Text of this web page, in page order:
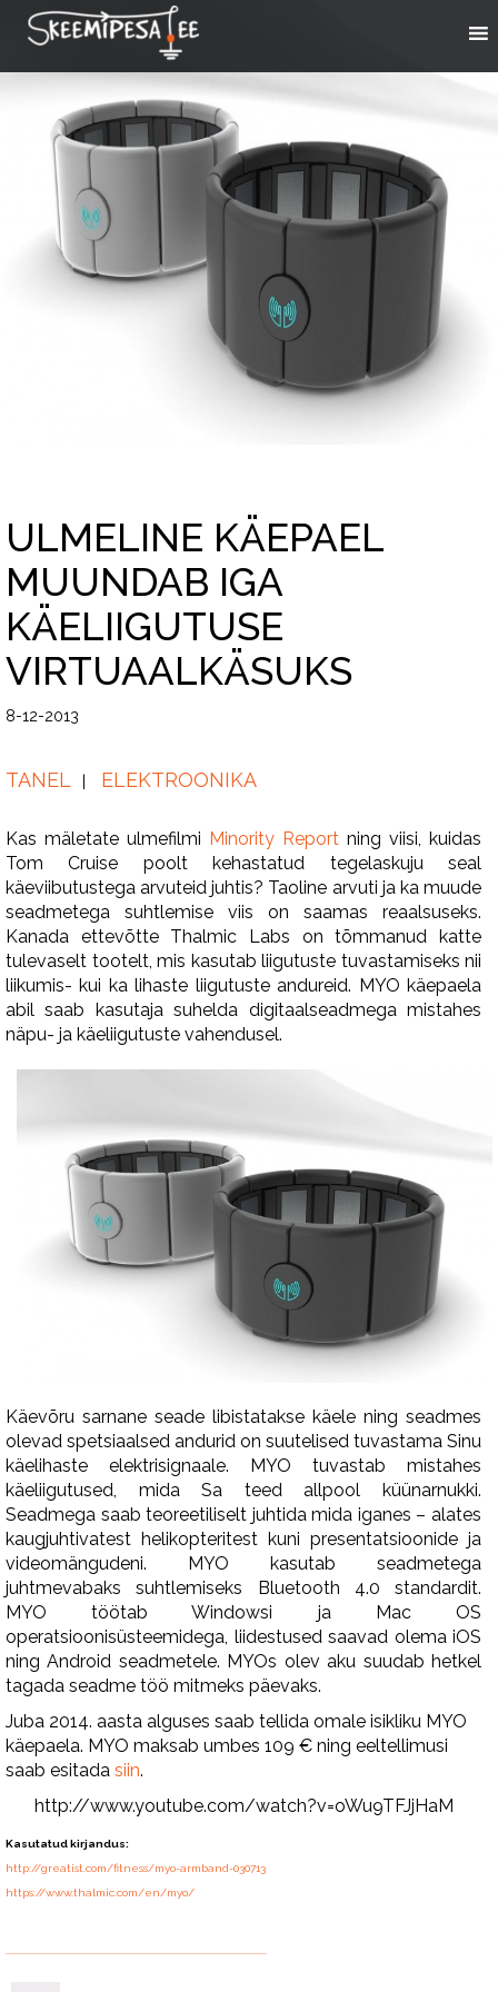
ULMELINE KÄEPAEL
MUUNDAB IGA
KÄELIIGUTUSE
VIRTUAALKÄSUKS
8-12-2013
TANEL ELEKTROONIKA
Kas mäletate ulmefilmi Minority Report ning viisi, kuidas
Tom Cruise poolt kehastatud tegelaskuju seal
käeviibutustega arvuteid juhtis? Taoline arvuti ja ka muude
seadmetega suhtlemise viis on saamas reaalsuseks.
Kanada ettevõtte Thalmic Labs on tõmmanud katte
tulevaselt tootelt, mis kasutab liigutuste tuvastamiseks nii
liikumis- kui ka lihaste liigutuste andureid. MYO käepaela
abil saab kasutaja suhelda digitaalseadmega mistahes
näpu- ja käeliigutuste vahendusel.
Käevõru sarnane seade libistatakse käele ning seadmes
olevad spetsiaalsed andurid on suutelised tuvastama Sinu
käelihaste elektrisignaale. MYO tuvastab mistahes
käeliigutused, mida Sa teed allpool küünarnukki.
Seadmega saab teoreetiliselt juhtida mida iganes – alates
kaugjuhtivatest helikopteritest kuni presentatsioonide ja
videomängudeni. MYO kasutab seadmetega
juhtmevabaks suhtlemiseks Bluetooth 4.0 standardit.
MYO töötab Windowsi ja Mac OS
operatsioonisüsteemidega, liidestused saavad olema iOS
ning Android seadmetele. MYOs olev aku suudab hetkel
tagada seadme töö mitmeks päevaks.
Juba 2014. aasta alguses saab tellida omale isikliku MYO
käepaela. MYO maksab umbes 109 € ning eeltellimusi
saab esitada siin.
http://www.youtube.com/watch?v=oWu9TFJjHaM
Kasutatud kirjandus:
http://greatist.com/fitness/myo-armband-030713
https://www.thalmic.com/en/myo/